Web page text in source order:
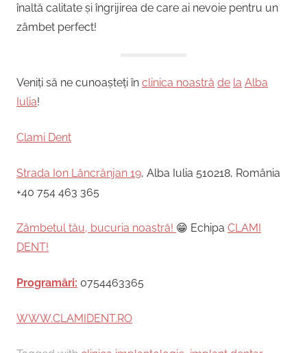
înaltă calitate și îngrijirea de care ai nevoie pentru un
zâmbet perfect!
Veniți să ne cunoașteți în clinica noastră de la Alba
Iulia!
Clami Dent
Strada Ion Lăncrănjan 19, Alba Iulia 510218, România
+40 754 463 365
Zâmbetul tău, bucuria noastră! 😁 Echipa CLAMI
DENT!
Programări: 0754463365
WWW.CLAMIDENT.RO